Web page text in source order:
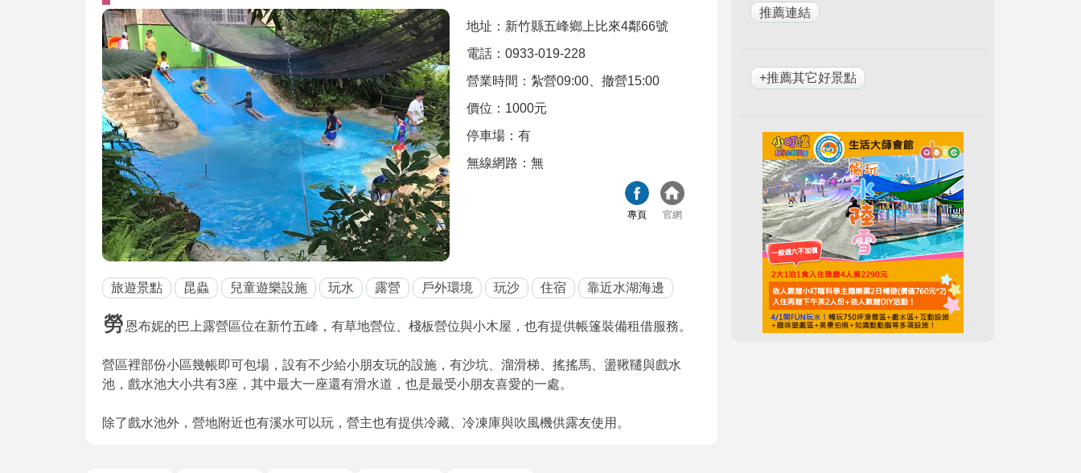
地址：新竹縣五峰鄉上比來4鄰66號
電話：0933-019-228
營業時間：紮營09:00、撤營15:00
價位：1000元
停車場：有
無線網路：無
專頁 官網
旅遊景點 昆蟲 兒童遊樂設施 玩水 露營 戶外環境 玩沙 住宿 靠近水湖海邊
勞 恩布妮的巴上露營區位在新竹五峰，有草地營位、棧板營位與小木屋，也有提供帳篷裝備租借服務。
營區裡部份小區幾帳即可包場，設有不少給小朋友玩的設施，有沙坑、溜滑梯、搖搖馬、盪鞦韆與戲水
池，戲水池大小共有3座，其中最大一座還有滑水道，也是最受小朋友喜愛的一處。
除了戲水池外，營地附近也有溪水可以玩，營主也有提供冷藏、冷凍庫與吹風機供露友使用。
+推薦其它好景點